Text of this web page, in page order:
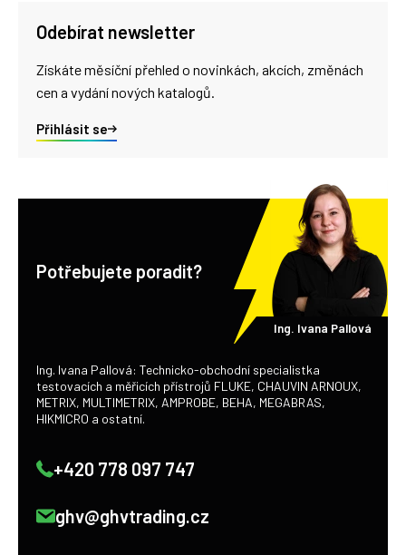
Odebírat newsletter
Získáte měsíční přehled o novinkách, akcích, změnách
cen a vydání nových katalogů.
Přihlásit se
Potřebujete poradit?
Ing. Ivana Pallová
Ing. Ivana Pallová: Technicko-obchodní specialistka
testovacích a měřicích přístrojů FLUKE, CHAUVIN ARNOUX,
METRIX, MULTIMETRIX, AMPROBE, BEHA, MEGABRAS,
HIKMICRO a ostatní.
+420 778 097 747
ghv@ghvtrading.cz